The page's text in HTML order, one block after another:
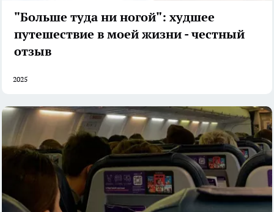
"Больше туда ни ногой": худшее
путешествие в моей жизни - честный
отзыв
2025